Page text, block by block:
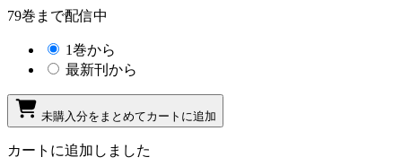
79巻まで配信中
1巻から
最新刊から
未購入分をまとめてカートに追加
カートに追加しました